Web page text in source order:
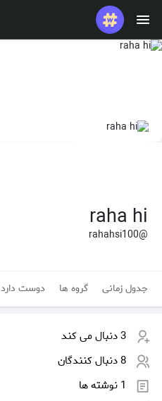
raha hi
@rahahsi100
جدول زمانی گروه ها دوست دارد
3 دنبال می کند
8 دنبال کنندگان
1 نوشته ها